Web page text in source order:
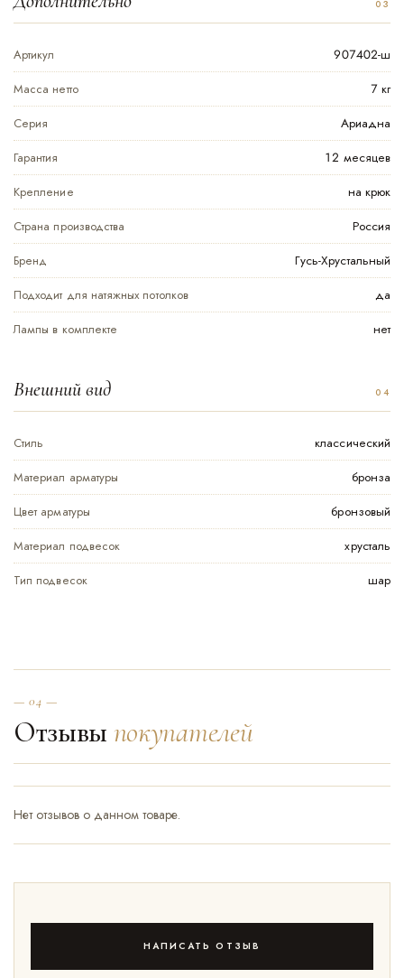
Артикул
907402-ш
Масса нетто
7 кг
Серия
Ариадна
Гарантия
12 месяцев
Крепление
на крюк
Страна производства
Россия
Бренд
Гусь-Хрустальный
Подходит для натяжных потолков
да
Лампы в комплекте
нет
Внешний вид
Стиль
классический
Материал арматуры
бронза
Цвет арматуры
бронзовый
Материал подвесок
хрусталь
Тип подвесок
шар
— 04 —
Отзывы покупателей
Нет отзывов о данном товаре.
НАПИСАТЬ ОТЗЫВ